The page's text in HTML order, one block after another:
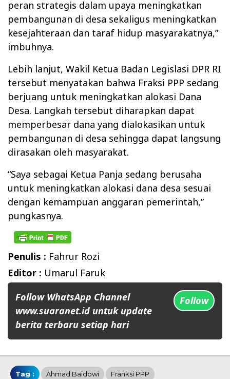
peran strategis dalam upaya meningkatkan
pembangunan di desa sekaligus meningkatkan
kesejahteraan dan taraf hidup masyarakatnya,”
imbuhnya.
Lebih lanjut, Wakil Ketua Badan Legislasi DPR RI
tersebut menyatakan bahwa Fraksi PPP sedang
berjuang untuk meningkatkan alokasi Dana
Desa. Langkah tersebut diharapkan dapat
memperbesar dana yang dialokasikan untuk
pembangunan di desa sehingga dapat langsung
dirasakan oleh masyarakat.
“Saya sebagai Ketua Panja sedang berusaha
untuk meningkatkan alokasi dana desa sesuai
dengan kemampuan anggaran pemerintah,”
pungkasnya.
Penulis : Fahrur Rozi
Editor : Umarul Faruk
Follow WhatsApp Channel
www.suaranet.id untuk update
berita terbaru setiap hari
Follow
Tag : Ahmad Baidowi Franksi PPP